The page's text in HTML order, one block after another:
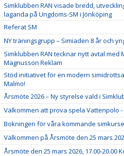
Simklubben RAN visade bredd,
laganda på Ungdoms-SM i Jönköping
Referat SM
NY träningsgrupp – Simiaden 8 år och
Simklubben RAN tecknar nytt avtal med
Magnusson Reklam
Stöd initiativet för en modern
Malmö!
Årsmöte 2026 – Ny styrelse vald i
Välkommen att prova spela Vattenpolo
Bokningen för våra kommande
Välkommen på Årsmöte den 25 mars
Årsmöte den 25 mars 2026, 17.00-20.00